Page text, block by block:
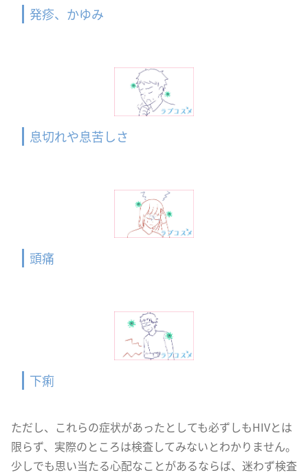
発疹、かゆみ
息切れや息苦しさ
頭痛
下痢
ただし、これらの症状があったとしても必ずしもHIVとは
限らず、実際のところは検査してみないとわかりません。
少しでも思い当たる心配なことがあるならば、迷わず検査